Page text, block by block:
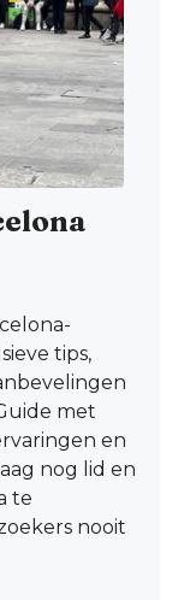
tips,
met
en
nog lid en
te
nooit